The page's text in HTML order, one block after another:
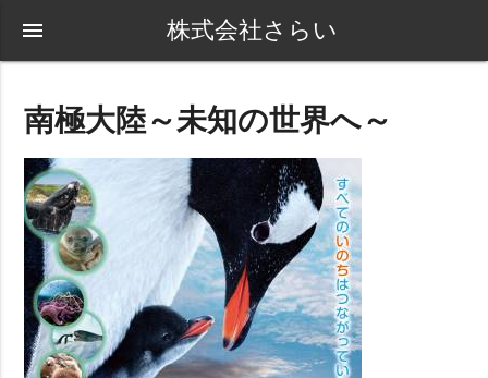
株式会社さらい
menu
南極大陸～未知の世界へ～